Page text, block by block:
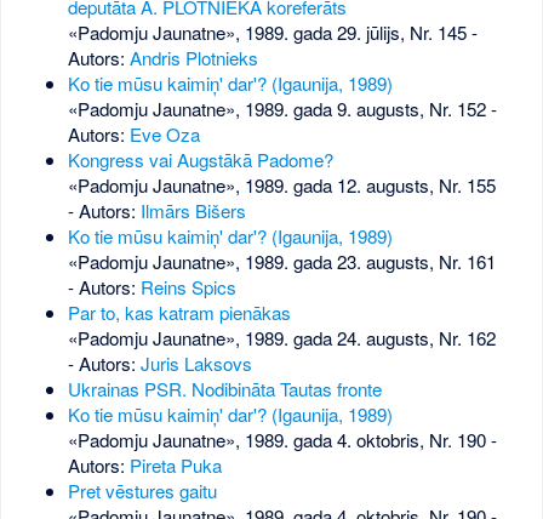
deputāta A. PLOTNIEKA koreferāts
«Padomju Jaunatne», 1989. gada 29. jūlijs, Nr. 145-
Autors: Andris Plotnieks
Ko tie mūsu kaimiņ' dar'? (Igaunija, 1989)
«Padomju Jaunatne», 1989. gada 9. augusts, Nr. 152-
Autors: Eve Oza
Kongress vai Augstākā Padome?
«Padomju Jaunatne», 1989. gada 12. augusts, Nr. 155
- Autors: Ilmārs Bišers
Ko tie mūsu kaimiņ' dar'? (Igaunija, 1989)
«Padomju Jaunatne», 1989. gada 23. augusts, Nr. 161
- Autors: Reins Spics
Par to, kas katram pienākas
«Padomju Jaunatne», 1989. gada 24. augusts, Nr. 162
- Autors: Juris Laksovs
Ukrainas PSR. Nodibināta Tautas fronte
Ko tie mūsu kaimiņ' dar'? (Igaunija, 1989)
«Padomju Jaunatne», 1989. gada 4. oktobris, Nr. 190-
Autors: Pireta Puka
Pret vēstures gaitu